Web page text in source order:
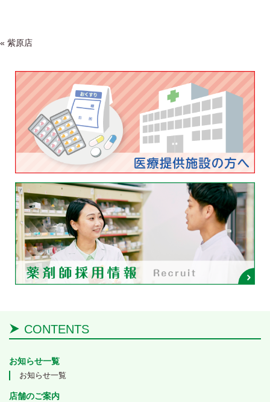
Post navigation
« 紫原店
CONTENTS
お知らせ一覧
お知らせ一覧
店舗のご案内